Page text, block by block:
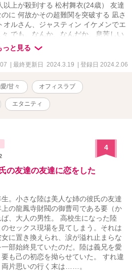
以上が殺到する 松村舞衣(24歳） 友達
に 何故かその超難関を突破する 凪さ
オルさん、ジャスティン イケメンでエ
でも、なんか、なんだか、息苦しい
鳥かごの中に 私、飼われてしまったみ
愛を教えてやる 他の奴とか？ そんな
っと見る
| 最終更新日 2024.3.19 | 登録日 2024.2.06
/甘々 オフィスラブ
エタニティ
4
の友達の友達に恋をした
。小さな陸は美人な姉の彼氏の友達
の龍鳳寺財閥の御曹司である要（か
、大人の男性。 高校生になった陸
セックス現場を見てしまう。それは
に置き換えられ、涙が溢れ止まらな
部始終見ていたのだ。陸は義兄を愛
も己の初恋を拗らせていた。 すれ違
片思いの行く末は……。